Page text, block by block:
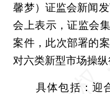
馨梦） 证监会新闻
会上表示，证监会
案件，此次部署的
对六类新型市场操纵
具体包括：迎合